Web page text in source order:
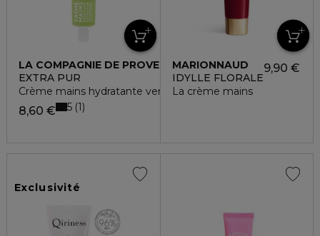
LA COMPAGNIE DE PROVENCE
EXTRA PUR
Crème mains hydratante verveine fraîche
8,60 € 5 1
MARIONNAUD
IDYLLE FLORALE
La crème mains
9,90 €
Exclusivité